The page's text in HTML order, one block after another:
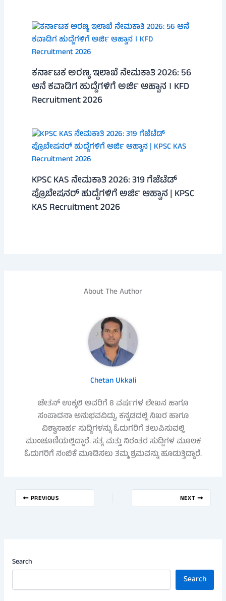
ಕರ್ನಾಟಕ ಅರಣ್ಯ ಇಲಾಖೆ ನೇಮಕಾತಿ 2026: 56
ಆನೆ ಕವಾಡಿಗ ಹುದ್ದೆಗಳಿಗೆ ಅರ್ಜಿ ಆಹ್ವಾನ । KFD
Recruitment 2026
KPSC KAS ನೇಮಕಾತಿ 2026: 319 ಗೆಜೆಟೆಡ್
ಪ್ರೊಬೇಷನರ್ ಹುದ್ದೆಗಳಿಗೆ ಅರ್ಜಿ ಆಹ್ವಾನ | KPSC
KAS Recruitment 2026
About The Author
Chetan Ukkali
ಚೇತನ್ ಉಕ್ಕಲಿ ಅವರಿಗೆ 8 ವರ್ಷಗಳ ಲೇಖನ ಹಾಗೂ
ಸಂಪಾದನಾ ಅನುಭವವಿದ್ದು, ಕನ್ನಡದಲ್ಲಿ ನಿಖರ ಹಾಗೂ
ವಿಶ್ವಾಸಾರ್ಹ ಸುದ್ದಿಗಳನ್ನು ಓದುಗರಿಗೆ ತಲುಪಿಸುವಲ್ಲಿ
ಮುಂಚೂಣಿಯಲ್ಲಿದ್ದಾರೆ. ಸತ್ಯ ಮತ್ತು ನಿರಂತರ ಸುದ್ದಿಗಳ ಮೂಲಕ
ಓದುಗರಿಗೆ ನಂಬಿಕೆ ಮೂಡಿಸಲು ತಮ್ಮ ಶ್ರಮವನ್ನು ಹೂಡುತ್ತಿದ್ದಾರೆ.
PREVIOUS NEXT
Search
Search